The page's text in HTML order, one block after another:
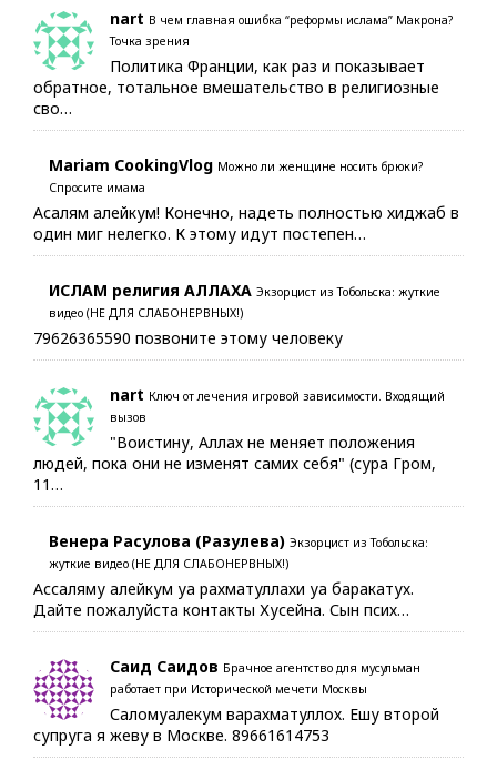
nart В чем главная ошибка “реформы ислама” Макрона?
Точка зрения
Политика Франции, как раз и показывает
обратное, тотальное вмешательство в религиозные
сво…
Mariam CookingVlog Можно ли женщине носить брюки?
Спросите имама
Асалям алейкум! Конечно, надеть полностью хиджаб в
один миг нелегко. К этому идут постепен…
ИСЛАМ религия АЛЛАХА Экзорцист из Тобольска: жуткие
видео (НЕ ДЛЯ СЛАБОНЕРВНЫХ!)
79626365590 позвоните этому человеку
nart Ключ от лечения игровой зависимости. Входящий
вызов
"Воистину, Аллах не меняет положения
людей, пока они не изменят самих себя" (сура Гром,
11…
Венера Расулова (Разулева) Экзорцист из Тобольска:
жуткие видео (НЕ ДЛЯ СЛАБОНЕРВНЫХ!)
Ассаляму алейкум уа рахматуллахи уа баракатух.
Дайте пожалуйста контакты Хусейна. Сын псих…
Саид Саидов Брачное агентство для мусульман
работает при Исторической мечети Москвы
Саломуалекум варахматуллох. Ешу второй
супруга я жеву в Москве. 89661614753